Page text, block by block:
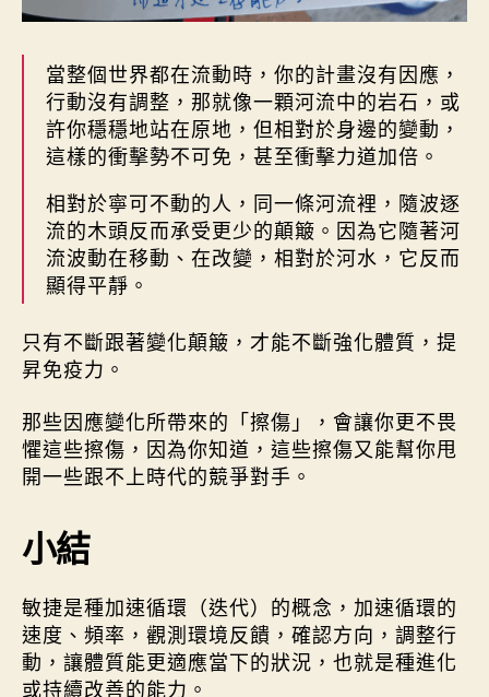
當整個世界都在流動時，你的計畫沒有因應，
行動沒有調整，那就像一顆河流中的岩石，或
許你穩穩地站在原地，但相對於身邊的變動，
這樣的衝擊勢不可免，甚至衝擊力道加倍。
相對於寧可不動的人，同一條河流裡，隨波逐
流的木頭反而承受更少的顛簸。因為它隨著河
流波動在移動、在改變，相對於河水，它反而
顯得平靜。
只有不斷跟著變化顛簸，才能不斷強化體質，提
昇免疫力。
那些因應變化所帶來的「擦傷」，會讓你更不畏
懼這些擦傷，因為你知道，這些擦傷又能幫你甩
開一些跟不上時代的競爭對手。
小結
敏捷是種加速循環（迭代）的概念，加速循環的
速度、頻率，觀測環境反饋，確認方向，調整行
動，讓體質能更適應當下的狀況，也就是種進化
或持續改善的能力。